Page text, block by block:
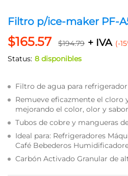
Filtro p/ice-maker PF-
$165.57 $194.79 + IVA (-
Status: 8 disponibles
Filtro de agua para refrigerador
Remueve eficazmente el cloro
mejorando el color, olor y
Tubos de cobre y mangueras de
Ideal para: Refrigeradores
Café Bebederos
Carbón Activado Granular de